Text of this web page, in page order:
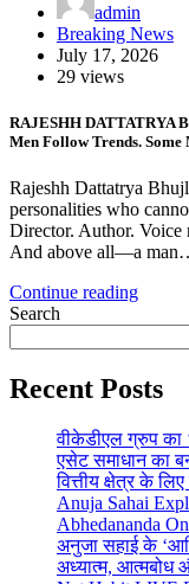
admin
Breaking News
July 17, 2026
29 views
RAJESHH DATTATRYA
Men Follow Trends. Some
Rajeshh Dattatrya
personalities who
Director. Author. Voice
And above all—a
Continue reading
Search
Recent Posts
वीकेडीएल ग्रुप का
एसेट समाधान का
वित्तीय क्षेत्र के
Anuja Sahai
Abhedananda
अनुजा सहाई के
अध्यात्म, आत्मबोध